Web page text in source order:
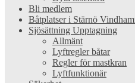
Bli medlem
Båtplatser i Stärnö
Sjösättning Upptagning
Allmänt
Lyftregler båtar
Regler för mastkran
Lyftfunktionär